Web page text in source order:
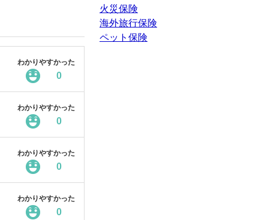
わかりやすかった
0
わかりやすかった
0
わかりやすかった
0
わかりやすかった
0
火災保険
海外旅行保険
ペット保険